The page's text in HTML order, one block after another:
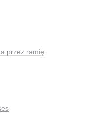
przez ramię